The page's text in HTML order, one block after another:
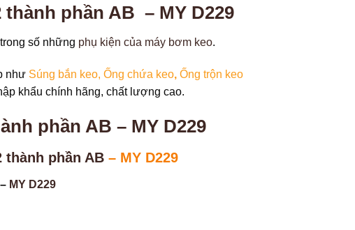
phần AB – MY D229
số những phụ kiện của máy bơm keo.
như Súng bắn keo, Ống chứa keo, Ống trộn keo
khẩu chính hãng, chất lượng cao.
phần AB – MY D229
thành phần AB – MY D229
MY D229